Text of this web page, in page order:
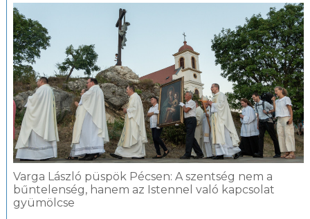
Varga László püspök Pécsen: A szentség nem a
bűntelenség, hanem az Istennel való kapcsolat
gyümölcse